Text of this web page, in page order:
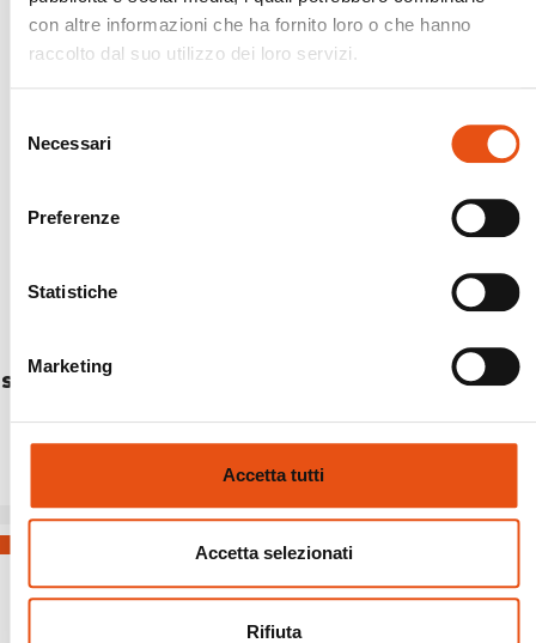
con altre informazioni che ha fornito loro o che hanno
raccolto dal suo utilizzo dei loro servizi.
delNecessari
Preferenze
Statistiche
Marketing
Accetta tutti
Accetta selezionati
Rifiuta
SKYLINE 3 ALU blu